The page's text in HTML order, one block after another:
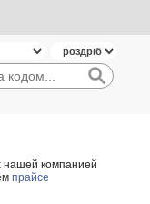
нашей компанией
прайсе